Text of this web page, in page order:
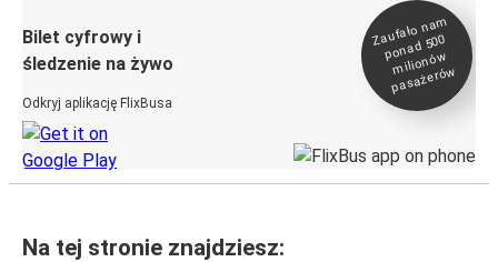
Bilet cyfrowy i
śledzenie na żywo
Odkryj aplikację FlixBusa
Zaufało na
m
ponad 500
milionó
w
pasażeró
w
Na tej stronie znajdziesz: